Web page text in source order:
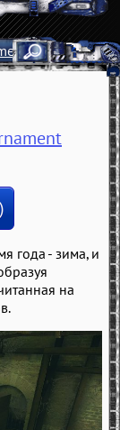
2004»Карты
года - зима, и
на